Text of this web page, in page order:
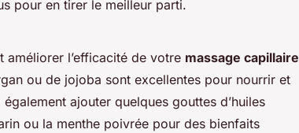
pour en tirer le meilleur parti.
améliorer l’efficacité de votre massage capillaire
ou de jojoba sont excellentes pour nourrir et
ajouter quelques gouttes d’huiles
ou la menthe poivrée pour des bienfaits